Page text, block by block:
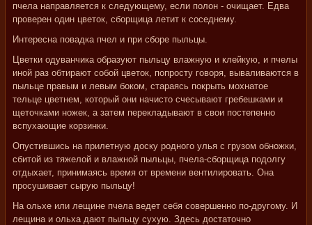
пчела направляется к следующему, если полон - очищает. Едва
проверен один цветок, сборщица летит к соседнему.
Интересна повадка пчел и при сборе пыльцы.
Цветки одуванчика образуют пыльцу влажную и клейкую, и пчелы
иной раз обтирают собой цветок, попросту говоря, вываливаются в
пыльце правым и левым боком, стараясь покрыть мохнатое
тельце цветнем, который они начисто счесывают гребешками и
щеточками ножек, а затем перекладывают в свои постепенно
вспухающие корзинки.
Опустившись на прилетную доску родного улья с грузом обножки,
сбитой из тяжелой и влажной пыльцы, пчела-сборщица подолгу
отдыхает, принимаясь время от времени вентилировать. Она
просушивает сырую пыльцу!
На ольхе или лещине пчела ведет себя совершенно по-другому. И
лещина и ольха дают пыльцу сухую. Здесь достаточно